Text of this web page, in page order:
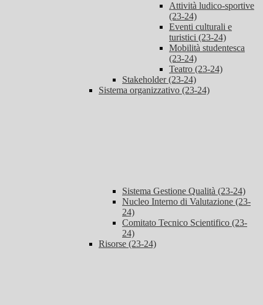
Attività ludico-sportive
(23-24)
Eventi culturali e
turistici (23-24)
Mobilità studentesca
(23-24)
Teatro (23-24)
Stakeholder (23-24)
Sistema organizzativo (23-24)
Sistema Gestione Qualità (23-24)
Nucleo Interno di Valutazione (23-
24)
Comitato Tecnico Scientifico (23-
24)
Risorse (23-24)